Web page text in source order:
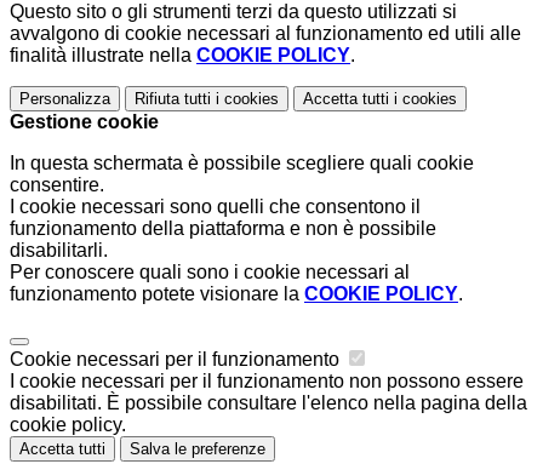
Questo sito o gli strumenti terzi da questo utilizzati si
avvalgono di cookie necessari al funzionamento ed utili alle
finalità illustrate nella COOKIE POLICY.
Personalizza Rifiuta tutti i cookies Accetta tutti i cookies
Gestione cookie
In questa schermata è possibile scegliere quali cookie
consentire.
I cookie necessari sono quelli che consentono il
funzionamento della piattaforma e non è possibile
disabilitarli.
Per conoscere quali sono i cookie necessari al
funzionamento potete visionare la COOKIE POLICY.
Cookie necessari per il funzionamento
I cookie necessari per il funzionamento non possono essere
disabilitati. È possibile consultare l'elenco nella pagina della
cookie policy.
Accetta tutti Salva le preferenze